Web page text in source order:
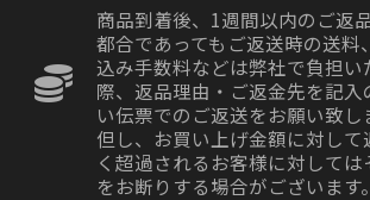
商品到着後、1週間以内のご返
都合であってもご返送時の送料
込み手数料などは弊社で負担い
際、返品理由・ご返金先を記入
い伝票でのご返送をお願い致し
但し、お買い上げ金額に対して
く超過されるお客様に対しては
をお断りする場合がございます。